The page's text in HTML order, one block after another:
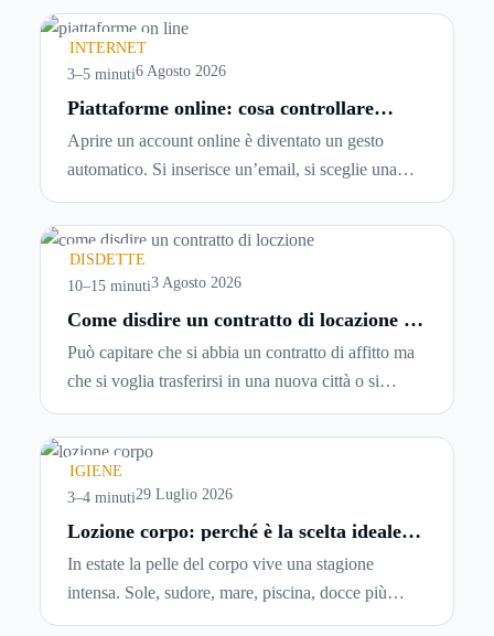
INTERNET
3–5 minuti6 Agosto 2026
Piattaforme online: cosa controllare
prima di iscriversi e usare servizi in
tempo reale
Aprire un account online è diventato un gesto
automatico. Si inserisce un’email, si sceglie una
password, si accetta una serie di condizioni senza
leggerle davvero. Tutto avviene in pochi minuti,
spesso senza che ci si fermi a capire dove si sta
entrando.
DISDETTE
10–15 minuti3 Agosto 2026
Come disdire un contratto di locazione in
modo corretto ed efficace
Può capitare che si abbia un contratto di affitto ma
che si voglia trasferirsi in una nuova città o si
abbiano problemi a pagare il canone, per cui si
comincia a cercare un’altra abitazione: è legittimo
chiedersi se è possibile
locazioneprima che scada. In questa guida
capiremo come inviare la disdetta per un contratto
IGIENE
3–4 minuti29 Luglio 2026
Lozione corpo: perché è la scelta ideale
In estate la pelle del corpo vive una stagione
intensa. Sole, sudore, mare, piscina, docce più
frequenti e aria condizionata possono renderla